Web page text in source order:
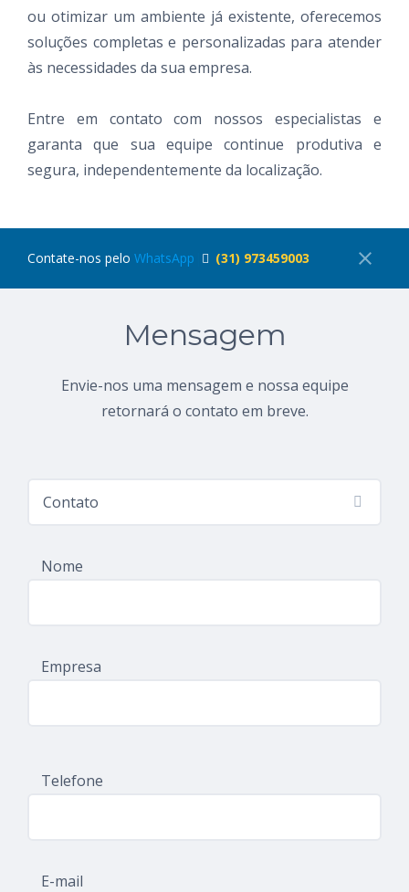
ou otimizar um ambiente já existente, oferecemos
soluções completas e personalizadas para atender
às necessidades da sua empresa.
Entre em contato com nossos especialistas e
garanta que sua equipe continue produtiva e
segura, independentemente da localização.
close
Contate-nos pelo WhatsApp (31) 973459003
Mensagem
Envie-nos uma mensagem e nossa equipe
retornará o contato em breve.
Nome
Empresa
Telefone
E-mail